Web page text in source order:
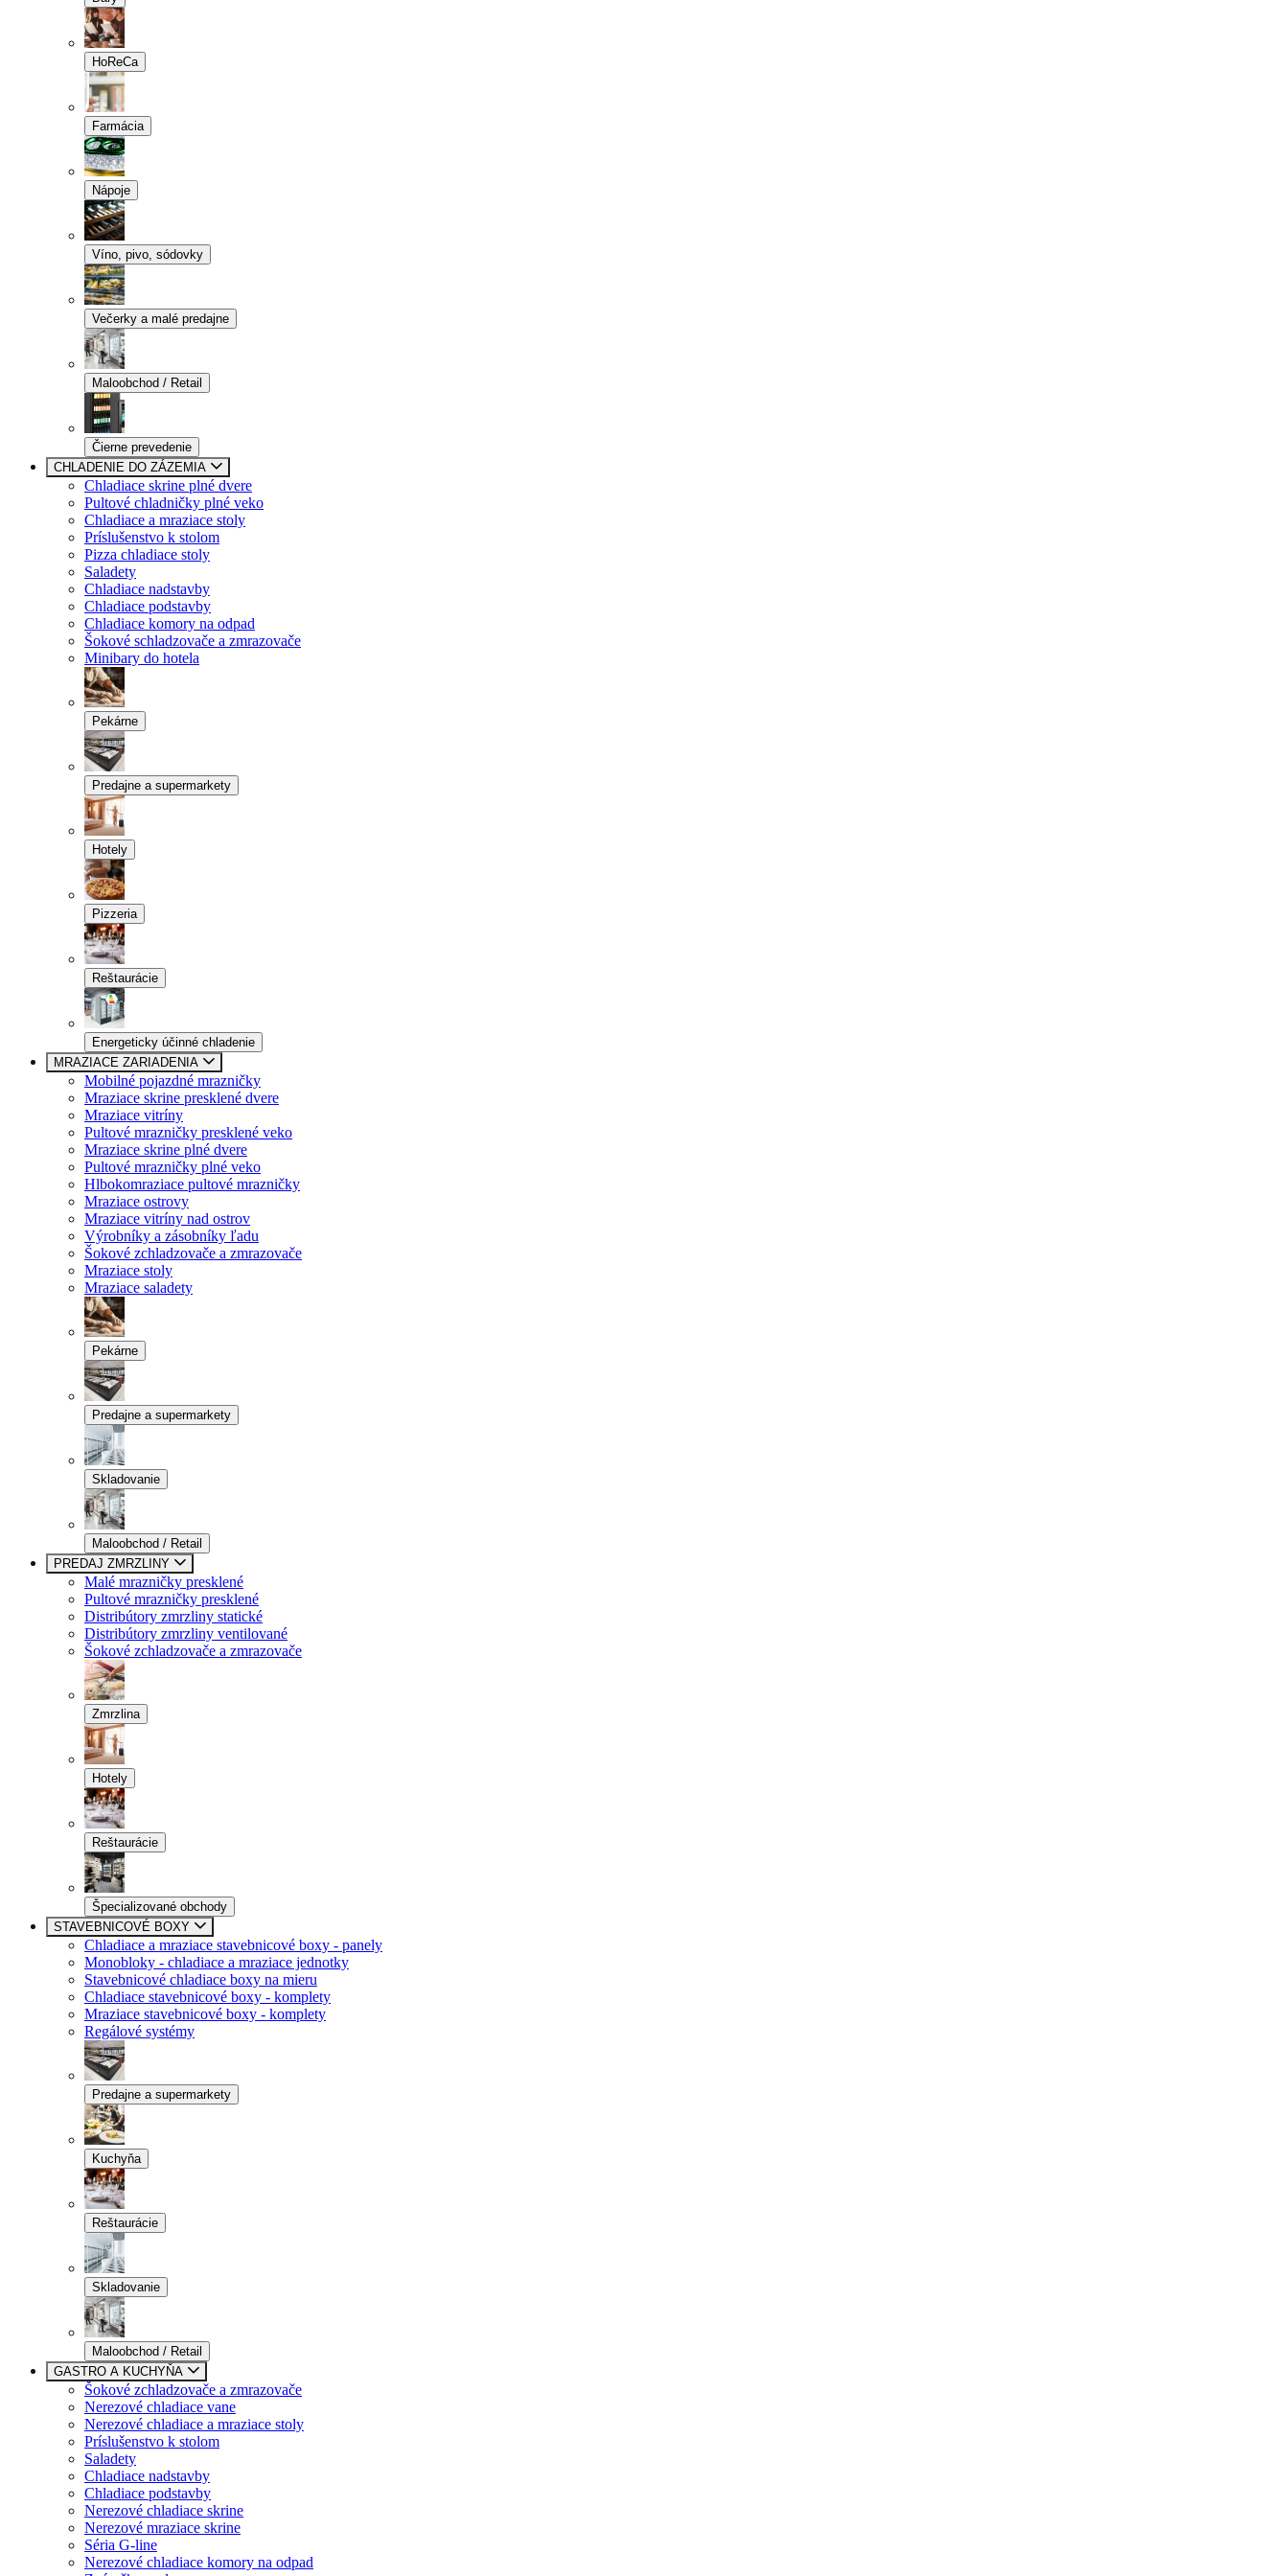
HoReCa
Farmácia
Nápoje
Víno, pivo, sódovky
Večerky a malé predajne
Maloobchod / Retail
Čierne prevedenie
CHLADENIE DO ZÁZEMIA
Chladiace skrine plné dvere
Pultové chladničky plné veko
Chladiace a mraziace stoly
Príslušenstvo k stolom
Pizza chladiace stoly
Saladety
Chladiace nadstavby
Chladiace podstavby
Chladiace komory na odpad
Šokové schladzovače a zmrazovače
Minibary do hotela
Pekárne
Predajne a supermarkety
Hotely
Pizzeria
Reštaurácie
Energeticky účinné chladenie
MRAZIACE ZARIADENIA
Mobilné pojazdné mrazničky
Mraziace skrine presklené dvere
Mraziace vitríny
Pultové mrazničky presklené veko
Mraziace skrine plné dvere
Pultové mrazničky plné veko
Hlbokomraziace pultové mrazničky
Mraziace ostrovy
Mraziace vitríny nad ostrov
Výrobníky a zásobníky ľadu
Šokové zchladzovače a zmrazovače
Mraziace stoly
Mraziace saladety
Pekárne
Predajne a supermarkety
Skladovanie
Maloobchod / Retail
PREDAJ ZMRZLINY
Malé mrazničky presklené
Pultové mrazničky presklené
Distribútory zmrzliny statické
Distribútory zmrzliny ventilované
Šokové zchladzovače a zmrazovače
Zmrzlina
Hotely
Reštaurácie
Špecializované obchody
STAVEBNICOVÉ BOXY
Chladiace a mraziace stavebnicové boxy - panely
Monobloky - chladiace a mraziace jednotky
Stavebnicové chladiace boxy na mieru
Chladiace stavebnicové boxy - komplety
Mraziace stavebnicové boxy - komplety
Regálové systémy
Predajne a supermarkety
Kuchyňa
Reštaurácie
Skladovanie
Maloobchod / Retail
GASTRO A KUCHYŇA
Šokové zchladzovače a zmrazovače
Nerezové chladiace vane
Nerezové chladiace a mraziace stoly
Príslušenstvo k stolom
Saladety
Chladiace nadstavby
Chladiace podstavby
Nerezové chladiace skrine
Nerezové mraziace skrine
Séria G-line
Nerezové chladiace komory na odpad